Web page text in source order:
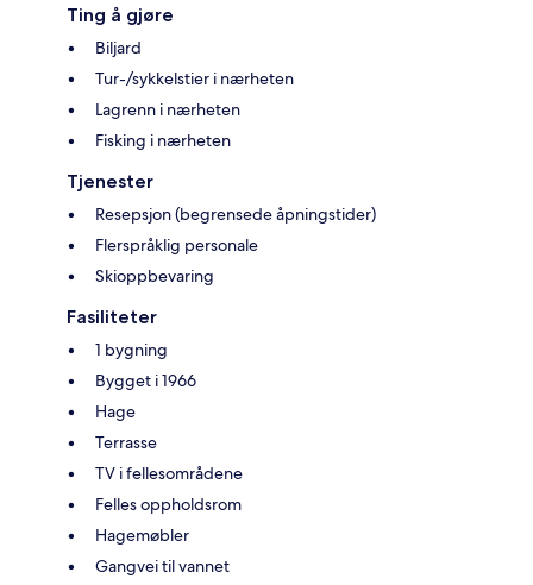
Ting å gjøre
Biljard
Tur-/sykkelstier i nærheten
Lagrenn i nærheten
Fisking i nærheten
Tjenester
Resepsjon (begrensede åpningstider)
Flerspråklig personale
Skioppbevaring
Fasiliteter
1 bygning
Bygget i 1966
Hage
Terrasse
TV i fellesområdene
Felles oppholdsrom
Hagemøbler
Gangvei til vannet